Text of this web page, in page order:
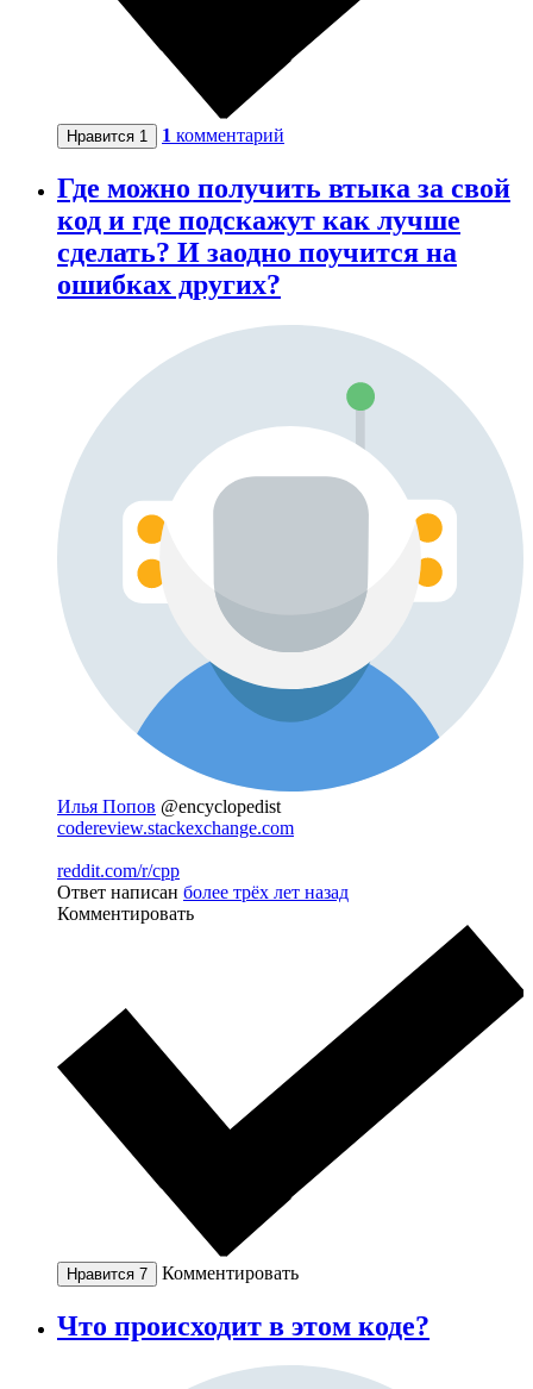
Нравится 1 1 комментарий
Где можно получить втыка за свой
код и где подскажут как лучше
сделать? И заодно поучится на
ошибках других?
Илья Попов @encyclopedist
codereview.stackexchange.com
reddit.com/r/cpp
Ответ написан более трёх лет назад
Комментировать
Нравится 7 Комментировать
Что происходит в этом коде?